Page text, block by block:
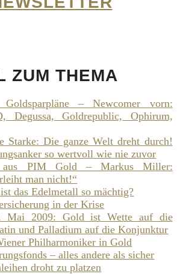
ZUM THEMA
– Newcomer vorn:
Degussa, Goldrepublic, Ophirum,
Starke: Die ganze Welt dreht durch!
so wertvoll wie nie zuvor
PIM Gold – Markus Miller:
man nicht!“
das Edelmetall so mächtig?
in der Krise
Mai 2009: Gold ist Wette auf die
und Palladium auf die Konjunktur
Philharmoniker in Gold
– alles andere als sicher
droht zu platzen